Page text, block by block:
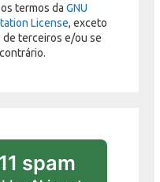
termos da GNU
License, exceto
de terceiros e/ou se
spam